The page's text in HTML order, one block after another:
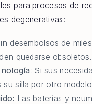
para procesos de
degenerativas:
desembolsos de
quedarse obsoletos.
Si sus
su silla por otro
Las baterías y